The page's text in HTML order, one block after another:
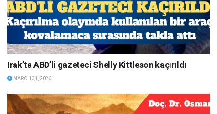
Irak’ta ABD’li gazeteci Shelly Kittleson kaçırıldı
MARCH 31, 2026